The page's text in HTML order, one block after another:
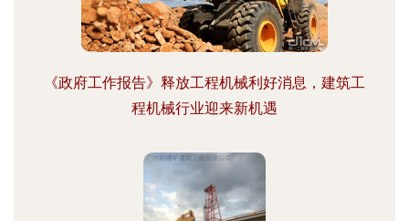
《政府工作报告》释放工程机械利好消息，建筑工
程机械行业迎来新机遇